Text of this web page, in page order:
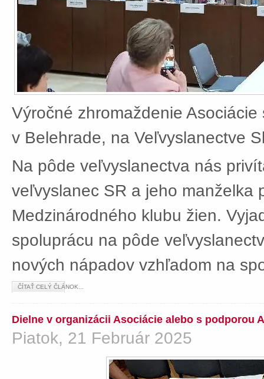
Výročné zhromaždenie
v Belehrade, na Veľvyslanectve
Na pôde veľvyslanectva nás
veľvyslanec SR a jeho manželka
Medzinárodného klubu žien.
spoluprácu na pôde
nových nápadov vzhľadom na
ČÍTAŤ CELÝ ČLÁNOK...
Dielne v organizácii Asociácie alebo s podporou
Piatok, 21 Február 2025